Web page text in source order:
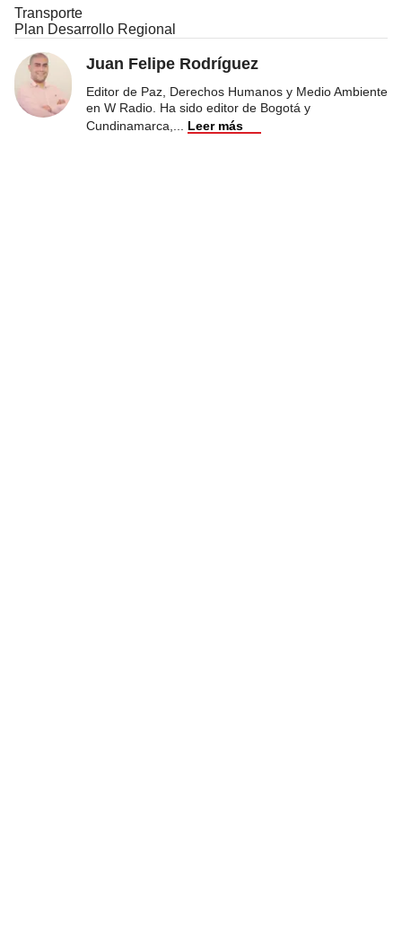
Transporte
Plan Desarrollo Regional
Juan Felipe Rodríguez
Editor de Paz, Derechos Humanos y Medio Ambiente
en W Radio. Ha sido editor de Bogotá y
Cundinamarca,
Leer más